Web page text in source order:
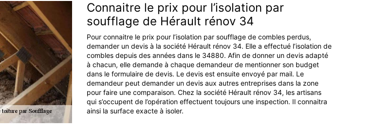
Connaitre le prix pour l’isolation par
soufflage de Hérault rénov 34
Pour connaitre le prix pour l’isolation par soufflage de combles perdus,
demander un devis à la société Hérault rénov 34. Elle a effectué l’isolation de
combles depuis des années dans le 34880. Afin de donner un devis adapté
à chacun, elle demande à chaque demandeur de mentionner son budget
dans le formulaire de devis. Le devis est ensuite envoyé par mail. Le
demandeur peut demander un devis aux autres entreprises dans la zone
pour faire une comparaison. Chez la société Hérault rénov 34, les artisans
qui s’occupent de l’opération effectuent toujours une inspection. Il connaitra
ainsi la surface exacte à isoler.